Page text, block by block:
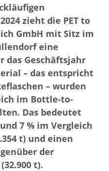
zieht die PET to
GmbH mit Sitz im
eine
das Geschäftsjahr
– das entspricht
– wurden
im Bottle-to-
Das bedeutet
7 % im Vergleich
t) und einen
der
t).